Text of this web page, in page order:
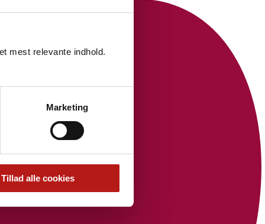
mest relevante indhold.
Marketing
Tillad alle cookies